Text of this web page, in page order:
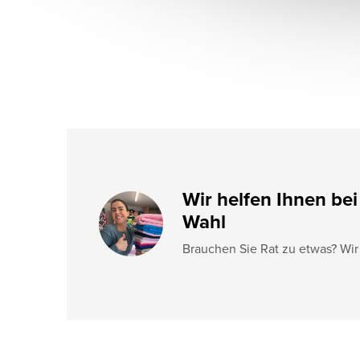
Wir helfen Ihnen
Wahl
Brauchen Sie Rat zu etwas?